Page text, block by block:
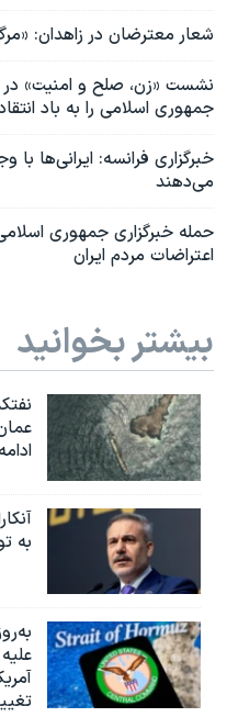
شعار معترضان در زاهدان:
نشست «زن، صلح و امنیت» در
جمهوری اسلامی را به باد
خبرگزاری فرانسه: ایرانی‌ها
می‌دهند
حمله خبرگزاری جمهوری
اعتراضات مردم ایران
بیشتر بخوانید
به